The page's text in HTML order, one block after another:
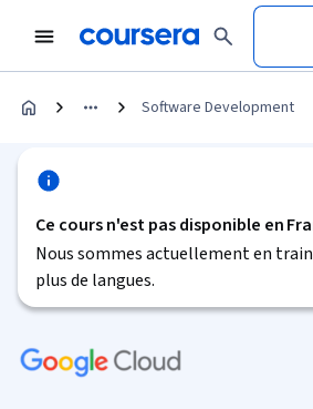
Software Development
Ce cours n'est pas disponible en
Nous sommes actuellement en
plus de langues.